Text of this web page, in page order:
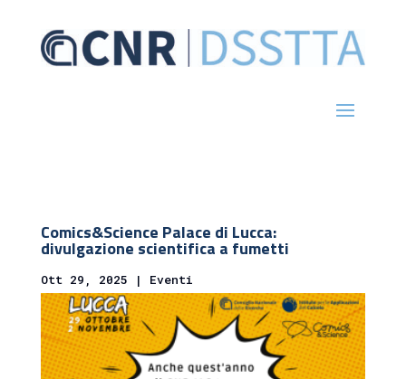
Comics&Science Palace di Lucca:
divulgazione scientifica a fumetti
Ott 29, 2025 | Eventi